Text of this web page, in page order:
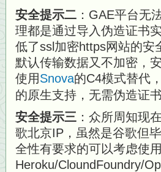
安全提示二 ：GAE平台无
理都是通过导入伪造证书
低了ssl加密https网站的安
默认传输数据又不加密，
使用Snova的C4模式替代
的原生支持，无需伪造证
安全提示三 ：众所周知现
歌北京IP，虽然是谷歌但
全性有要求的可以考虑使
Heroku/CloundFoundry/